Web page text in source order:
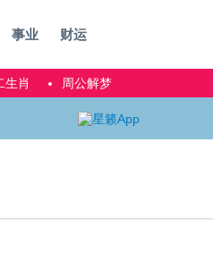
事业 财运
生肖 周公解梦